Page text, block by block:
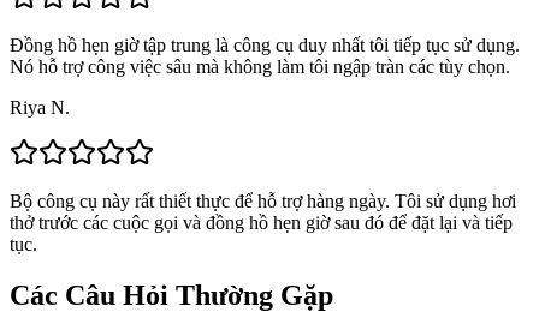
Đồng hồ hẹn giờ tập trung là công cụ duy nhất tôi tiếp tục sử dụng.
Nó hỗ trợ công việc sâu mà không làm tôi ngập tràn các tùy chọn.
Riya N.
Bộ công cụ này rất thiết thực để hỗ trợ hàng ngày. Tôi sử dụng hơi
thở trước các cuộc gọi và đồng hồ hẹn giờ sau đó để đặt lại và tiếp
tục.
Các Câu Hỏi Thường Gặp